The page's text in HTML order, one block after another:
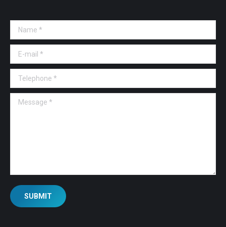
Name *
E-mail *
Telephone *
Message *
SUBMIT